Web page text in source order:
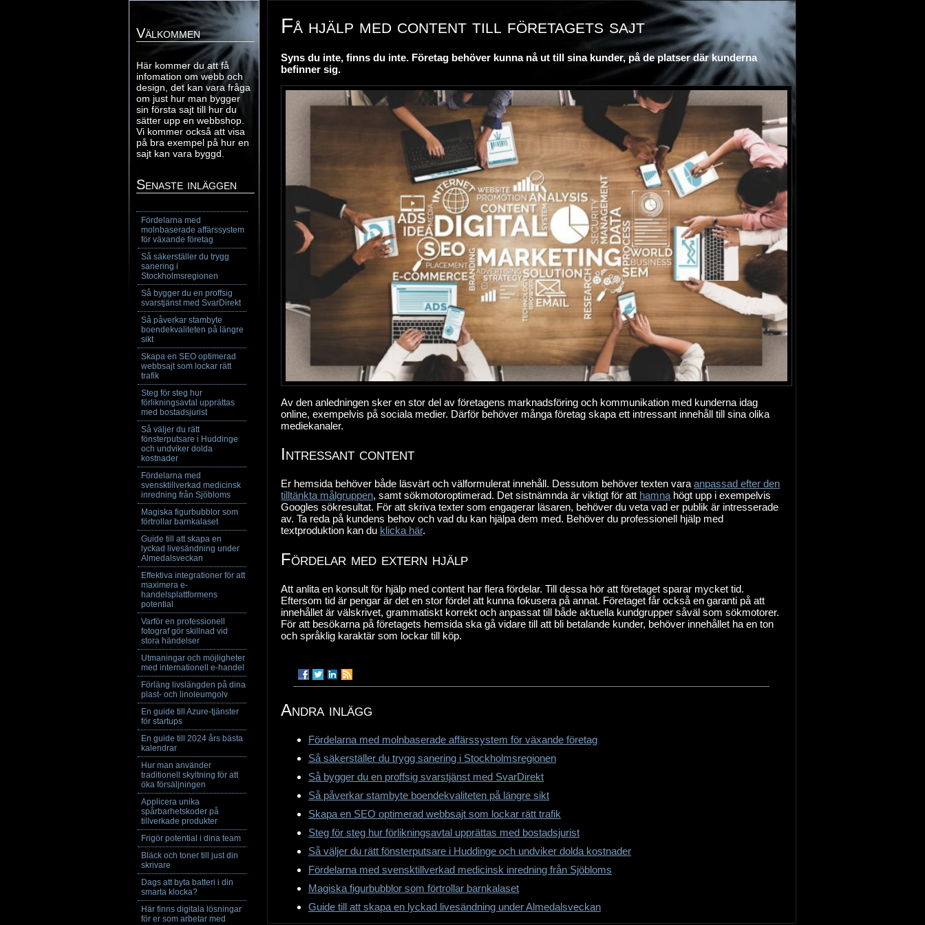
Få hjälp med content till företagets sajt
Syns du inte, finns du inte. Företag behöver kunna nå ut till sina kunder, på de platser där kunderna
befinner sig.
Av den anledningen sker en stor del av företagens marknadsföring och kommunikation med kunderna idag
online, exempelvis på sociala medier. Därför behöver många företag skapa ett intressant innehåll till sina olika
mediekanaler.
Intressant content
Er hemsida behöver både läsvärt och välformulerat innehåll. Dessutom behöver texten vara anpassad efter den
tilltänkta målgruppen, samt sökmotoroptimerad. Det sistnämnda är viktigt för att hamna högt upp i exempelvis
Googles sökresultat. För att skriva texter som engagerar läsaren, behöver du veta vad er publik är intresserade
av. Ta reda på kundens behov och vad du kan hjälpa dem med. Behöver du professionell hjälp med
textproduktion kan du klicka här.
Fördelar med extern hjälp
Att anlita en konsult för hjälp med content har flera fördelar. Till dessa hör att företaget sparar mycket tid.
Eftersom tid är pengar är det en stor fördel att kunna fokusera på annat. Företaget får också en garanti på att
innehållet är välskrivet, grammatiskt korrekt och anpassat till både aktuella kundgrupper såväl som sökmotorer.
För att besökarna på företagets hemsida ska gå vidare till att bli betalande kunder, behöver innehållet ha en ton
och språklig karaktär som lockar till köp.
Andra inlägg
Fördelarna med molnbaserade affärssystem för växande företag
Så säkerställer du trygg sanering i Stockholmsregionen
Så bygger du en proffsig svarstjänst med SvarDirekt
Så påverkar stambyte boendekvaliteten på längre sikt
Skapa en SEO optimerad webbsajt som lockar rätt trafik
Steg för steg hur förlikningsavtal upprättas med bostadsjurist
Så väljer du rätt fönsterputsare i Huddinge och undviker dolda kostnader
Fördelarna med svensktillverkad medicinsk inredning från Sjöbloms
Magiska figurbubblor som förtrollar barnkalaset
Guide till att skapa en lyckad livesändning under Almedalsveckan
Välkommen
Här kommer du att få
infomation om webb och
design, det kan vara fråga
om just hur man bygger
sin första sajt till hur du
sätter upp en webbshop.
Vi kommer också att visa
på bra exempel på hur en
sajt kan vara byggd.
Senaste inläggen
Fördelarna med
molnbaserade affärssystem
för växande företag
Så säkerställer du trygg
sanering i
Stockholmsregionen
Så bygger du en proffsig
svarstjänst med SvarDirekt
Så påverkar stambyte
boendekvaliteten på längre
sikt
Skapa en SEO optimerad
webbsajt som lockar rätt
trafik
Steg för steg hur
förlikningsavtal upprättas
med bostadsjurist
Så väljer du rätt
fönsterputsare i Huddinge
och undviker dolda
kostnader
Fördelarna med
svensktillverkad medicinsk
inredning från Sjöbloms
Magiska figurbubblor som
förtrollar barnkalaset
Guide till att skapa en
lyckad livesändning under
Almedalsveckan
Effektiva integrationer för att
maximera e-
handelsplattformens
potential
Varför en professionell
fotograf gör skillnad vid
stora händelser
Utmaningar och möjligheter
med internationell e-handel
Förläng livslängden på dina
plast- och linoleumgolv
En guide till Azure-tjänster
för startups
En guide till 2024 års bästa
kalendrar
Hur man använder
traditionell skyltning för att
öka försäljningen
Applicera unika
spårbarhetskoder på
tillverkade produkter
Frigör potential i dina team
Bläck och toner till just din
skrivare
Dags att byta batteri i din
smarta klocka?
Här finns digitala lösningar
för er som arbetar med